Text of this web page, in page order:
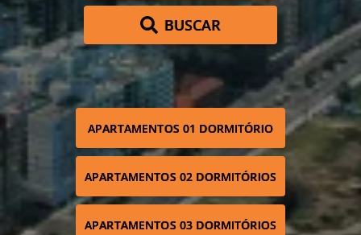
BUSCAR
APARTAMENTOS 01 DORMITÓRIO
APARTAMENTOS 02 DORMITÓRIOS
APARTAMENTOS 03 DORMITÓRIOS